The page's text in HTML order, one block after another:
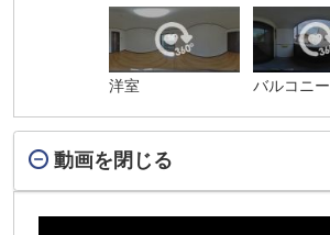
洋室 バルコニー
動画を閉じる